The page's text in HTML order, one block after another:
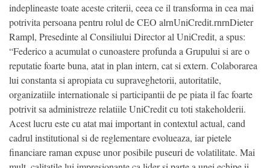
indeplineaste toate aceste criterii, ceea ce il transforma in cea mai
potrivita persoana pentru rolul de CEO alrnUniCredit.rnrnDieter
Rampl, Presedinte al Consiliului Director al UniCredit, a spus:
“Federico a acumulat o cunoastere profunda a Grupului si are o
reputatie foarte buna, atat in plan intern, cat si extern. Colaborarea
lui constanta si apropiata cu supraveghetorii, autoritatile,
organizatiile internationale si participantii de pe piata il fac foarte
potrivit sa administreze relatiile UniCredit cu toti stakeholderii.
Acest lucru este cu atat mai important in contextul actual, cand
cadrul institutional si de reglementare evolueaza, iar pietele
financiare raman expuse unor posibile puseuri de volatilitate. Mai